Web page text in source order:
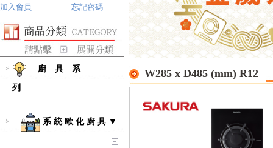
加入會員 忘記密碼
廚 具 系
列
系 統 歐 化 廚 具 ▼
W285 x D485 (mm) R12